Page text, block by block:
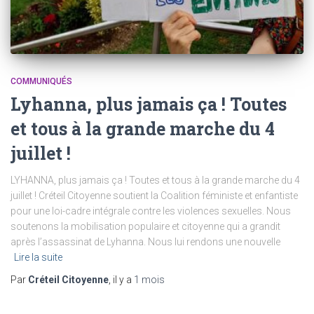
COMMUNIQUÉS
Lyhanna, plus jamais ça ! Toutes
et tous à la grande marche du 4
juillet !
LYHANNA, plus jamais ça ! Toutes et tous à la grande marche du 4
juillet ! Créteil Citoyenne soutient la Coalition féministe et enfantiste
pour une loi-cadre intégrale contre les violences sexuelles. Nous
soutenons la mobilisation populaire et citoyenne qui a grandit
après l’assassinat de Lyhanna. Nous lui rendons une nouvelle
Lire la suite
Par Créteil Citoyenne , il y a 1 mois